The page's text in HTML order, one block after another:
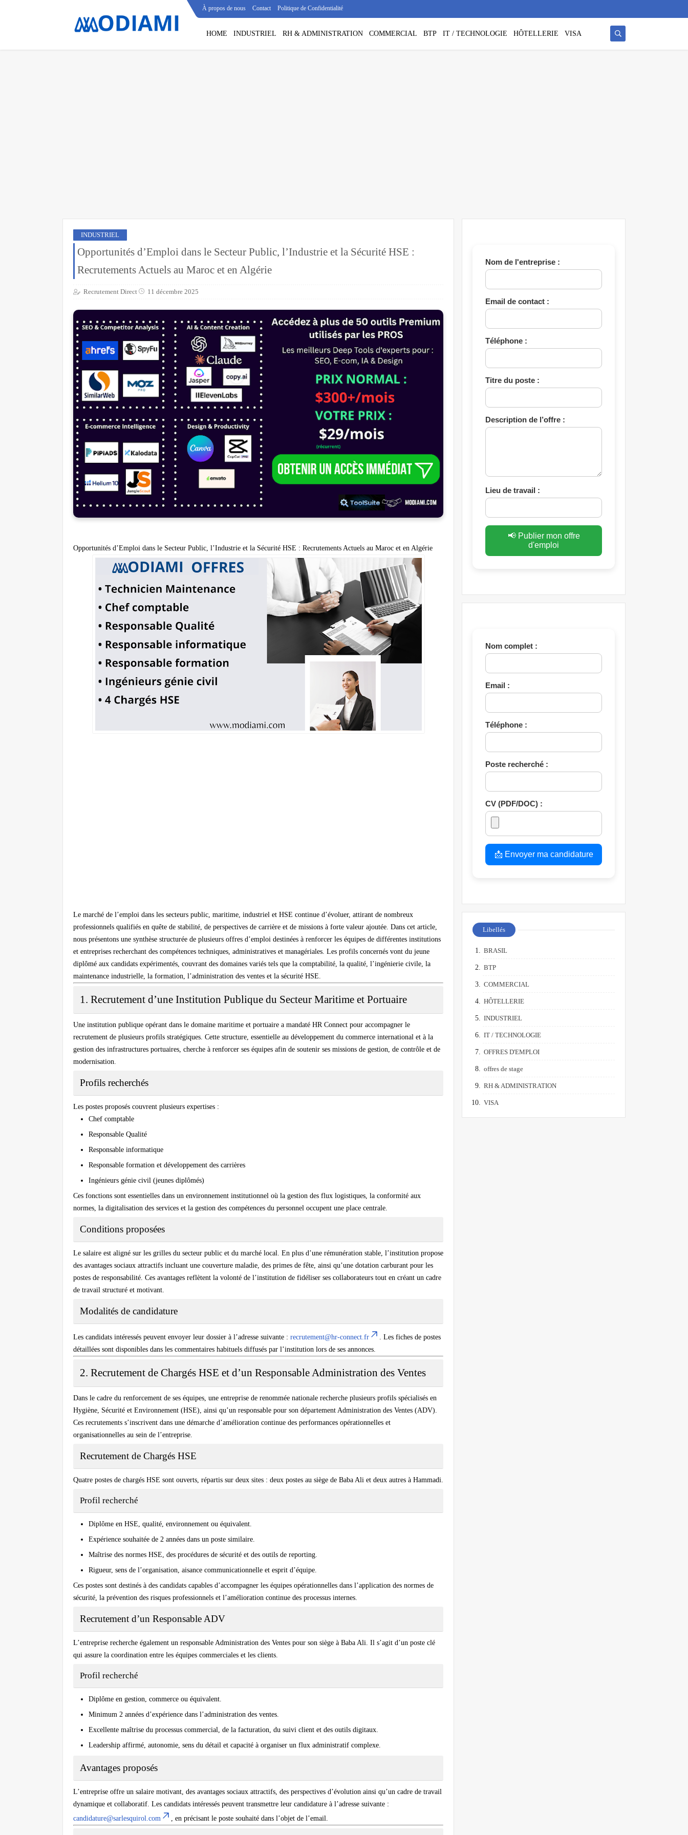
À propos de nous Contact Politique de Confidentialité
HOME INDUSTRIEL RH & ADMINISTRATION COMMERCIAL BTP IT / TECHNOLOGIE HÔTELLERIE VISA
INDUSTRIEL
Opportunités d’Emploi dans le Secteur Public, l’Industrie et la Sécurité HSE :
Recrutements Actuels au Maroc et en Algérie
Recrutement Direct 11 décembre 2025
Opportunités d’Emploi dans le Secteur Public, l’Industrie et la Sécurité HSE : Recrutements Actuels au Maroc et en Algérie
Le marché de l’emploi dans les secteurs public, maritime, industriel et HSE continue d’évoluer, attirant de nombreux
professionnels qualifiés en quête de stabilité, de perspectives de carrière et de missions à forte valeur ajoutée. Dans cet article,
nous présentons une synthèse structurée de plusieurs offres d’emploi destinées à renforcer les équipes de différentes institutions
et entreprises recherchant des compétences techniques, administratives et managériales. Les profils concernés vont du jeune
diplômé aux candidats expérimentés, couvrant des domaines variés tels que la comptabilité, la qualité, l’ingénierie civile, la
maintenance industrielle, la formation, l’administration des ventes et la sécurité HSE.
1. Recrutement d’une Institution Publique du Secteur Maritime et Portuaire
Une institution publique opérant dans le domaine maritime et portuaire a mandaté HR Connect pour accompagner le
recrutement de plusieurs profils stratégiques. Cette structure, essentielle au développement du commerce international et à la
gestion des infrastructures portuaires, cherche à renforcer ses équipes afin de soutenir ses missions de gestion, de contrôle et de
modernisation.
Profils recherchés
Les postes proposés couvrent plusieurs expertises :
Chef comptable
Responsable Qualité
Responsable informatique
Responsable formation et développement des carrières
Ingénieurs génie civil (jeunes diplômés)
Ces fonctions sont essentielles dans un environnement institutionnel où la gestion des flux logistiques, la conformité aux
normes, la digitalisation des services et la gestion des compétences du personnel occupent une place centrale.
Conditions proposées
Le salaire est aligné sur les grilles du secteur public et du marché local. En plus d’une rémunération stable, l’institution propose
des avantages sociaux attractifs incluant une couverture maladie, des primes de fête, ainsi qu’une dotation carburant pour les
postes de responsabilité. Ces avantages reflètent la volonté de l’institution de fidéliser ses collaborateurs tout en créant un cadre
de travail structuré et motivant.
Modalités de candidature
Les candidats intéressés peuvent envoyer leur dossier à l’adresse suivante : recrutement@hr-connect.fr
. Les fiches de postes
détaillées sont disponibles dans les commentaires habituels diffusés par l’institution lors de ses annonces.
2. Recrutement de Chargés HSE et d’un Responsable Administration des Ventes
Dans le cadre du renforcement de ses équipes, une entreprise de renommée nationale recherche plusieurs profils spécialisés en
Hygiène, Sécurité et Environnement (HSE), ainsi qu’un responsable pour son département Administration des Ventes (ADV).
Ces recrutements s’inscrivent dans une démarche d’amélioration continue des performances opérationnelles et
organisationnelles au sein de l’entreprise.
Recrutement de Chargés HSE
Quatre postes de chargés HSE sont ouverts, répartis sur deux sites : deux postes au siège de Baba Ali et deux autres à Hammadi.
Profil recherché
Diplôme en HSE, qualité, environnement ou équivalent.
Expérience souhaitée de 2 années dans un poste similaire.
Maîtrise des normes HSE, des procédures de sécurité et des outils de reporting.
Rigueur, sens de l’organisation, aisance communicationnelle et esprit d’équipe.
Ces postes sont destinés à des candidats capables d’accompagner les équipes opérationnelles dans l’application des normes de
sécurité, la prévention des risques professionnels et l’amélioration continue des processus internes.
Recrutement d’un Responsable ADV
L’entreprise recherche également un responsable Administration des Ventes pour son siège à Baba Ali. Il s’agit d’un poste clé
qui assure la coordination entre les équipes commerciales et les clients.
Profil recherché
Diplôme en gestion, commerce ou équivalent.
Minimum 2 années d’expérience dans l’administration des ventes.
Excellente maîtrise du processus commercial, de la facturation, du suivi client et des outils digitaux.
Leadership affirmé, autonomie, sens du détail et capacité à organiser un flux administratif complexe.
Avantages proposés
L’entreprise offre un salaire motivant, des avantages sociaux attractifs, des perspectives d’évolution ainsi qu’un cadre de travail
dynamique et collaboratif. Les candidats intéressés peuvent transmettre leur candidature à l’adresse suivante :
candidature@sarlesquirol.com
, en précisant le poste souhaité dans l’objet de l’email.
Nom de l'entreprise :
Email de contact :
Téléphone :
Titre du poste :
Description de l’offre :
Lieu de travail :
📢 Publier mon offre
d'emploi
Nom complet :
Email :
Téléphone :
Poste recherché :
CV (PDF/DOC) :
📩 Envoyer ma candidature
Libellés
BRASIL
BTP
COMMERCIAL
HÔTELLERIE
INDUSTRIEL
IT / TECHNOLOGIE
OFFRES D'EMPLOI
offres de stage
RH & ADMINISTRATION
VISA